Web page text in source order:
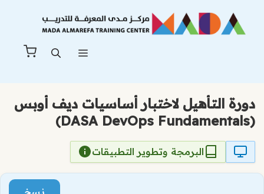
المحتوى
دورة التأهيل لاختبار أساسيات ديف أوبس
(DASA DevOps Fundamentals)
البرمجة وتطوير التطبيقات
نسخ